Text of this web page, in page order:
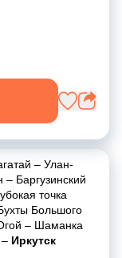
– Улан-
– Баргузинский
точка
Большого
– Шаманка
– Иркутск